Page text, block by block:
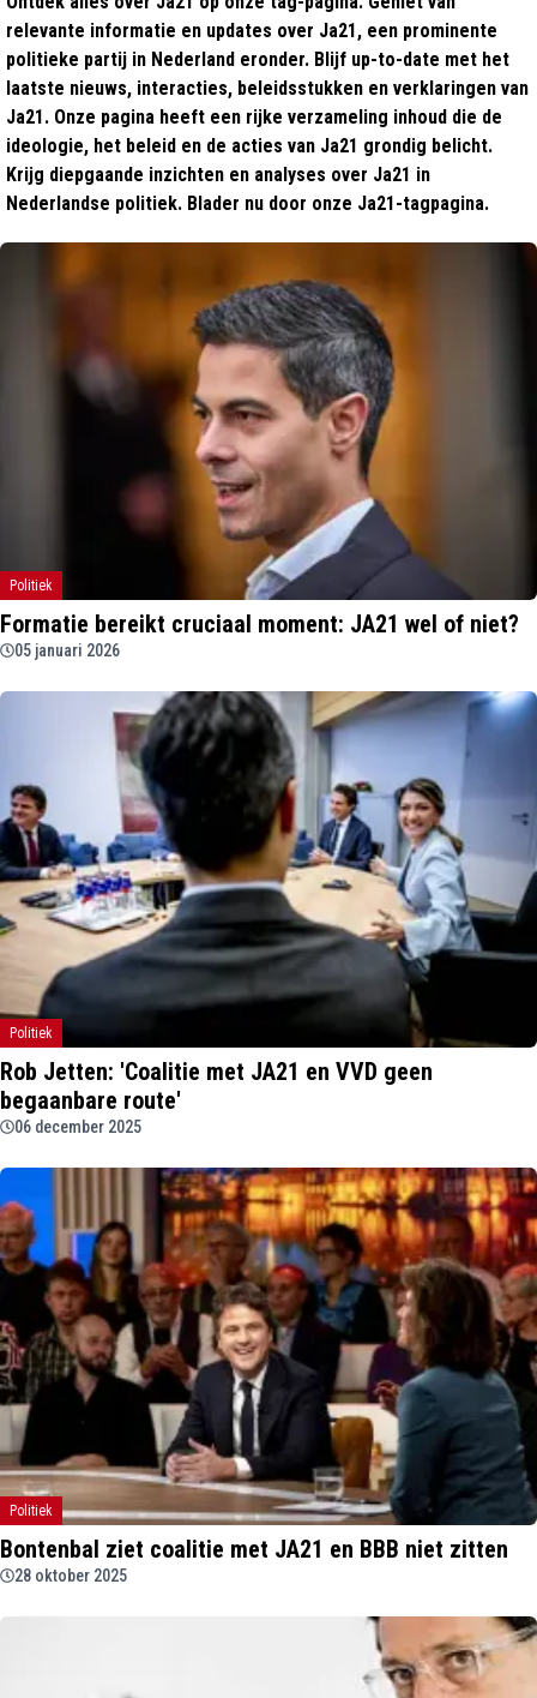
relevante informatie en updates over Ja21, een prominente
politieke partij in Nederland eronder. Blijf up-to-date met het
laatste nieuws, interacties, beleidsstukken en verklaringen van
Ja21. Onze pagina heeft een rijke verzameling inhoud die de
ideologie, het beleid en de acties van Ja21 grondig belicht.
Krijg diepgaande inzichten en analyses over Ja21 in
Nederlandse politiek. Blader nu door onze Ja21-tagpagina.
Politiek
Formatie bereikt cruciaal moment: JA21 wel of niet?
05 januari 2026
Politiek
Rob Jetten: 'Coalitie met JA21 en VVD geen
begaanbare route'
06 december 2025
Politiek
Bontenbal ziet coalitie met JA21 en BBB niet zitten
28 oktober 2025